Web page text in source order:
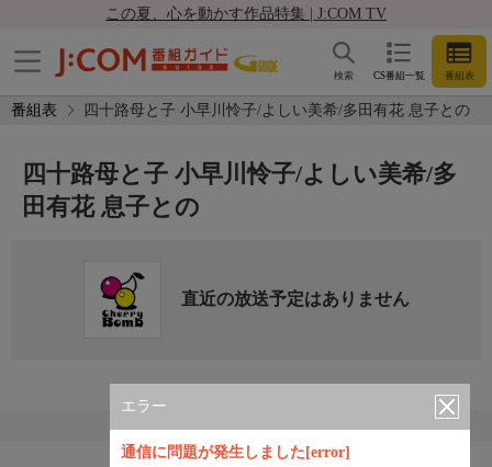
この夏、心を動かす作品特集 | J:COM TV
CS番組一覧 番組表
検索
番組表 四十路母と子 小早川怜子/よしい美希/多田有花 息子との
エラー
通信に問題が発生しました[error]
四十路母と子 小早川怜子/よしい美希/多
田有花 息子との
直近の放送予定はありません